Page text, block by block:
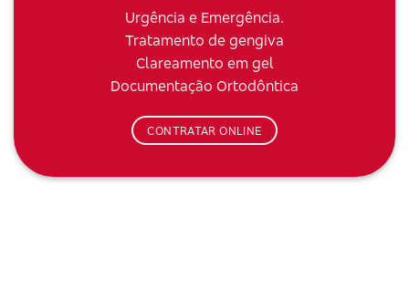
Urgência e Emergência.
Tratamento de gengiva
Clareamento em gel
Documentação Ortodôntica
CONTRATAR ONLINE